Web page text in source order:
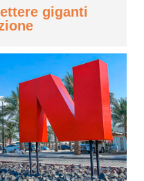
giganti